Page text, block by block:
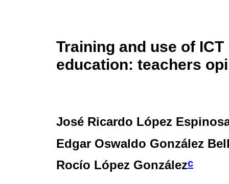
Training and use of
education: teachers
José Ricardo López
Edgar Oswaldo González
Rocío López Gonzálezc